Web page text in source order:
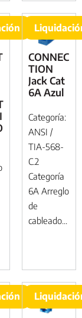
CONNEC
TION
Jack Cat
6A Azul
Categoría:
ANSI /
TIA-568-
C.2
Categoría
6A Arreglo
de
cableado...